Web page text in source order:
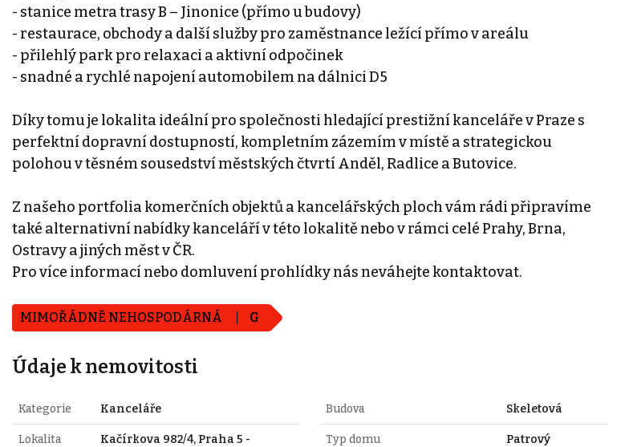
- stanice metra trasy B – Jinonice (přímo u budovy)
- restaurace, obchody a další služby pro zaměstnance ležící přímo v areálu
- přilehlý park pro relaxaci a aktivní odpočinek
- snadné a rychlé napojení automobilem na dálnici D5
Díky tomu je lokalita ideální pro společnosti hledající prestižní kanceláře v Praze s
perfektní dopravní dostupností, kompletním zázemím v místě a strategickou
polohou v těsném sousedství městských čtvrtí Anděl, Radlice a Butovice.
Z našeho portfolia komerčních objektů a kancelářských ploch vám rádi připravíme
také alternativní nabídky kanceláří v této lokalitě nebo v rámci celé Prahy, Brna,
Ostravy a jiných měst v ČR.
Pro více informací nebo domluvení prohlídky nás neváhejte kontaktovat.
MIMOŘÁDNĚ NEHOSPODÁRNÁ G
Údaje k nemovitosti
Kategorie Kanceláře
Lokalita
Kačírkova 982/4, Praha 5 -
Budova Skeletová
Typ domu Patrový